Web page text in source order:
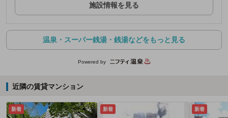
施設情報を見る
温泉・スーパー銭湯・銭湯などをもっと見る
Powered by
近隣の賃貸マンション
新着 新着 新着